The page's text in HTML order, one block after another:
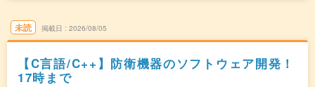
未読 掲載日 2026/08/05
【C言語/C++】防衛機器のソフトウェア開発！
17時まで